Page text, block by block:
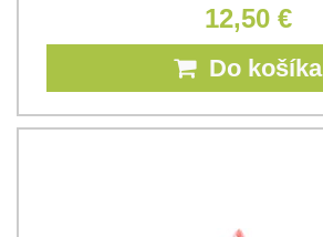
12,50 €
Do košíka